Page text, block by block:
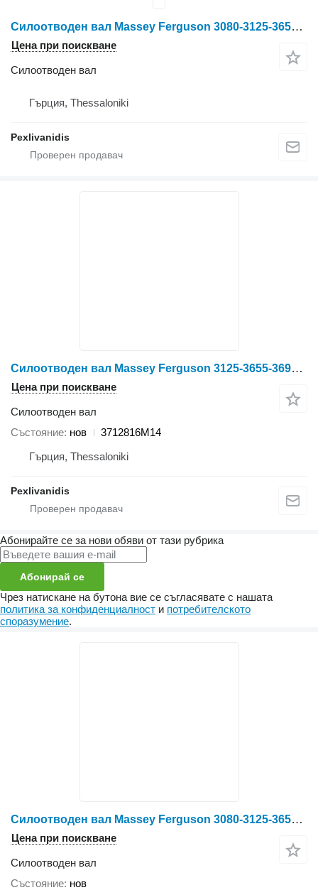
Силоотводен вал Massey Ferguson 3080-3125-3650-3655-3690 за колесен трактор Massey Ferguson
Цена при поискване
Силоотводен вал
Гърция, Thessaloniki
Pexlivanidis
Силоотводен вал Massey Ferguson 3125-3655-3690-8130-8160 MASSEY FEGUSON AGCO 3712816Μ14 за колесен трактор Massey Ferguson
Цена при поискване
Силоотводен вал
Състояние нов
3712816Μ14
Гърция, Thessaloniki
Pexlivanidis
Абонирайте се за нови обяви от тази рубрика
Абонирай се
Чрез натискане на бутона вие се съгласявате с нашата
политика за конфиденциалност и потребителското
споразумение.
Силоотводен вал Massey Ferguson 3080-3125-3655-3690-8130-8160 MASSEY FEGUSON AGCO за колесен трактор Massey Ferguson
Цена при поискване
Силоотводен вал
Състояние нов